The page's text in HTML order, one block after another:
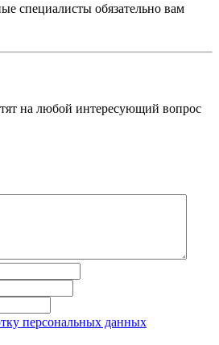
специалисты обязательно вам
на любой интересующий вопрос
персональных данных